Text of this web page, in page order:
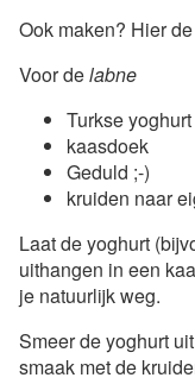
Ook maken? Hier
Voor delabne
Turkse yoghurt
kaasdoek
Geduld ;-)
kruiden naar
Laat de yoghurt
uithangen in een
je natuurlijk weg.
Smeer de yoghurt
smaak met de